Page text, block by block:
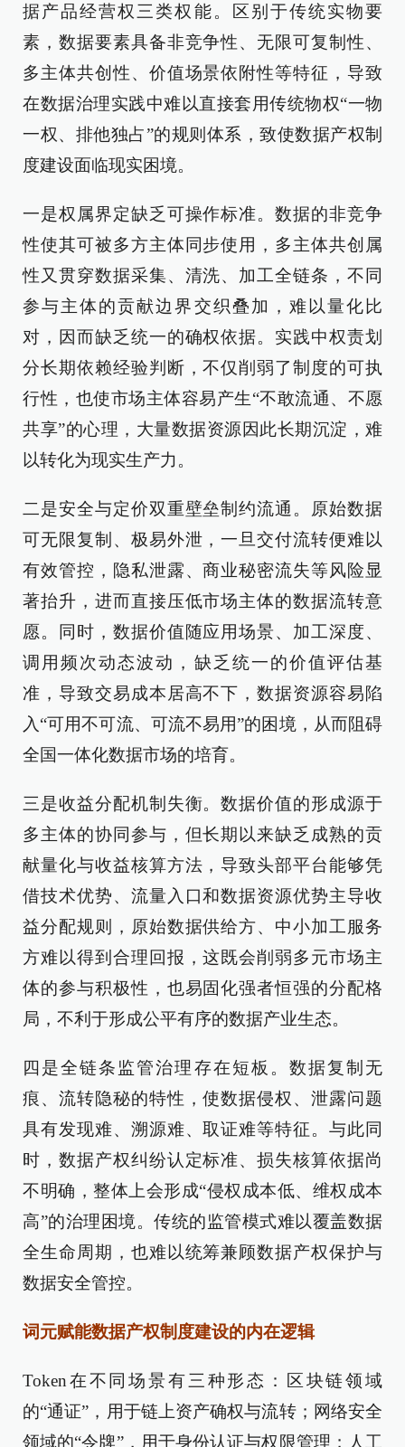
据产品经营权三类权能。区别于传统实物要
素，数据要素具备非竞争性、无限可复制性、
多主体共创性、价值场景依附性等特征，导致
在数据治理实践中难以直接套用传统物权“一物
一权、排他独占”的规则体系，致使数据产权制
度建设面临现实困境。
一是权属界定缺乏可操作标准。数据的非竞争
性使其可被多方主体同步使用，多主体共创属
性又贯穿数据采集、清洗、加工全链条，不同
参与主体的贡献边界交织叠加，难以量化比
对，因而缺乏统一的确权依据。实践中权责划
分长期依赖经验判断，不仅削弱了制度的可执
行性，也使市场主体容易产生“不敢流通、不愿
共享”的心理，大量数据资源因此长期沉淀，难
以转化为现实生产力。
二是安全与定价双重壁垒制约流通。原始数据
可无限复制、极易外泄，一旦交付流转便难以
有效管控，隐私泄露、商业秘密流失等风险显
著抬升，进而直接压低市场主体的数据流转意
愿。同时，数据价值随应用场景、加工深度、
调用频次动态波动，缺乏统一的价值评估基
准，导致交易成本居高不下，数据资源容易陷
入“可用不可流、可流不易用”的困境，从而阻碍
全国一体化数据市场的培育。
三是收益分配机制失衡。数据价值的形成源于
多主体的协同参与，但长期以来缺乏成熟的贡
献量化与收益核算方法，导致头部平台能够凭
借技术优势、流量入口和数据资源优势主导收
益分配规则，原始数据供给方、中小加工服务
方难以得到合理回报，这既会削弱多元市场主
体的参与积极性，也易固化强者恒强的分配格
局，不利于形成公平有序的数据产业生态。
四是全链条监管治理存在短板。数据复制无
痕、流转隐秘的特性，使数据侵权、泄露问题
具有发现难、溯源难、取证难等特征。与此同
时，数据产权纠纷认定标准、损失核算依据尚
不明确，整体上会形成“侵权成本低、维权成本
高”的治理困境。传统的监管模式难以覆盖数据
全生命周期，也难以统筹兼顾数据产权保护与
数据安全管控。
词元赋能数据产权制度建设的内在逻辑
Token在不同场景有三种形态：区块链领域
的“通证”，用于链上资产确权与流转；网络安全
领域的“令牌”，用于身份认证与权限管理；人工